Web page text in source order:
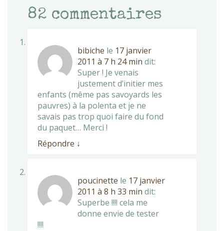
82 commentaires
bibiche le 17 janvier
2011 à 7 h 24 min dit:
Super ! Je venais
justement d’initier mes
enfants (même pas savoyards les
pauvres) à la polenta et je ne
savais pas trop quoi faire du fond
du paquet… Merci !
Répondre ↓
poucinette le 17 janvier
2011 à 8 h 33 min dit:
Superbe !!!! cela me
donne envie de tester
!!!!